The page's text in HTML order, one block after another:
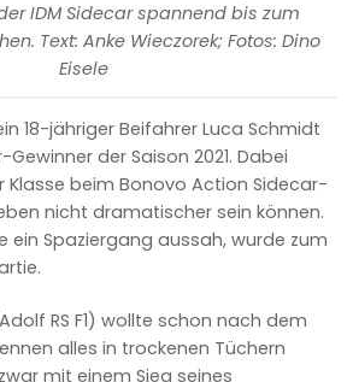
IDM Sidecar spannend bis zum
Text: Anke Wieczorek; Fotos: Dino
Eisele
18-jähriger Beifahrer Luca Schmidt
Gewinner der Saison 2021. Dabei
Klasse beim Bonovo Action Sidecar-
nicht dramatischer sein können.
ein Spaziergang aussah, wurde zum
RS F1) wollte schon nach dem
alles in trockenen Tüchern
mit einem Sieg seines